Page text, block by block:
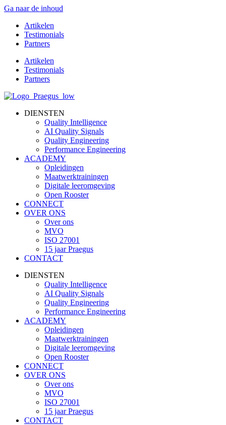
Ga naar de inhoud
Artikelen
Testimonials
Partners
Artikelen
Testimonials
Partners
DIENSTEN
Quality Intelligence
AI Quality Signals
Quality Engineering
Performance Engineering
ACADEMY
Opleidingen
Maatwerktrainingen
Digitale leeromgeving
Open Rooster
CONNECT
OVER ONS
Over ons
MVO
ISO 27001
15 jaar Praegus
CONTACT
DIENSTEN
Quality Intelligence
AI Quality Signals
Quality Engineering
Performance Engineering
ACADEMY
Opleidingen
Maatwerktrainingen
Digitale leeromgeving
Open Rooster
CONNECT
OVER ONS
Over ons
MVO
ISO 27001
15 jaar Praegus
CONTACT